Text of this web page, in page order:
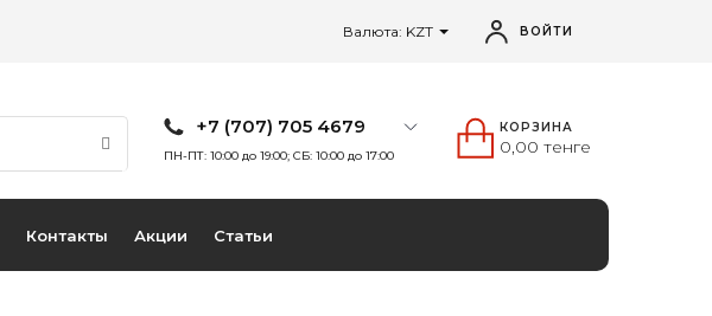
Валюта: KZT ВОЙТИ
+7 (707) 705 4679
ПН-ПТ: 10:00 до 19:00; СБ: 10:00 до 17:00
КОРЗИНА
0,00 тенге
Контакты Акции Статьи